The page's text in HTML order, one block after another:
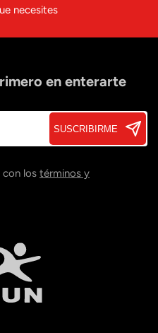
necesites
en enterarte
SUSCRIBIRME
con los términos y